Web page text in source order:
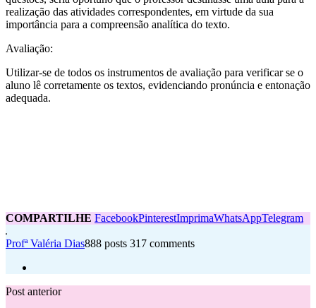
realização das atividades correspondentes, em virtude da sua
importância para a compreensão analítica do texto.
Avaliação:
Utilizar-se de todos os instrumentos de avaliação para verificar se o
aluno lê corretamente os textos, evidenciando pronúncia e entonação
adequada.
COMPARTILHE FacebookPinterestImprimaWhatsAppTelegram
Profª Valéria Dias888 posts 317 comments
Post anterior